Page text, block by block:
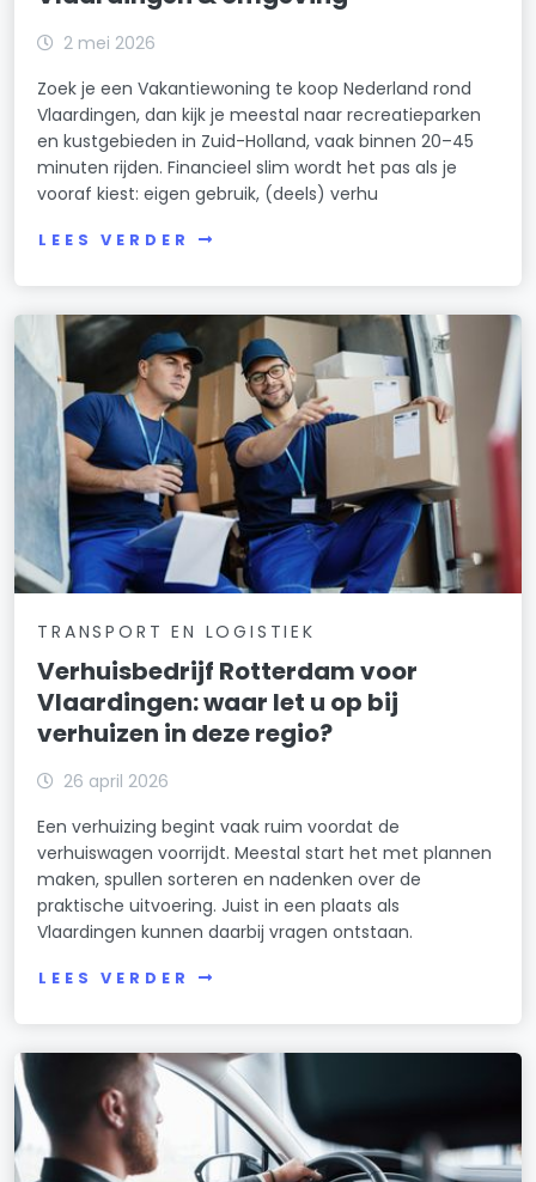
2 mei 2026
Zoek je een Vakantiewoning te koop Nederland rond
Vlaardingen, dan kijk je meestal naar recreatieparken
en kustgebieden in Zuid-Holland, vaak binnen 20–45
minuten rijden. Financieel slim wordt het pas als je
vooraf kiest: eigen gebruik, (deels) verhu
LEES VERDER
TRANSPORT EN LOGISTIEK
Verhuisbedrijf Rotterdam voor
Vlaardingen: waar let u op bij
verhuizen in deze regio?
26 april 2026
Een verhuizing begint vaak ruim voordat de
verhuiswagen voorrijdt. Meestal start het met plannen
maken, spullen sorteren en nadenken over de
praktische uitvoering. Juist in een plaats als
Vlaardingen kunnen daarbij vragen ontstaan.
LEES VERDER